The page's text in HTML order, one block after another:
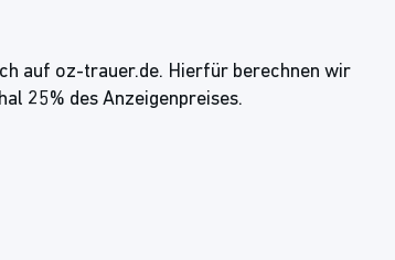
auf oz-trauer.de. Hierfür berechnen wir
25% des Anzeigenpreises.